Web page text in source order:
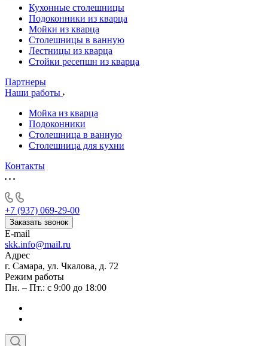
Кухонные столешницы
Подоконники из кварца
Мойки из кварца
Столешницы в ванную
Лестницы из кварца
Стойки ресепшн из кварца
Партнеры
Наши работы
Мойка из кварца
Подоконники
Столешница в ванную
Столешница для кухни
Контакты
+7 (937) 069-29-00
Заказать звонок
E-mail
skk.info@mail.ru
Адрес
г. Самара, ул. Чкалова, д. 72
Режим работы
Пн. – Пт.: с 9:00 до 18:00